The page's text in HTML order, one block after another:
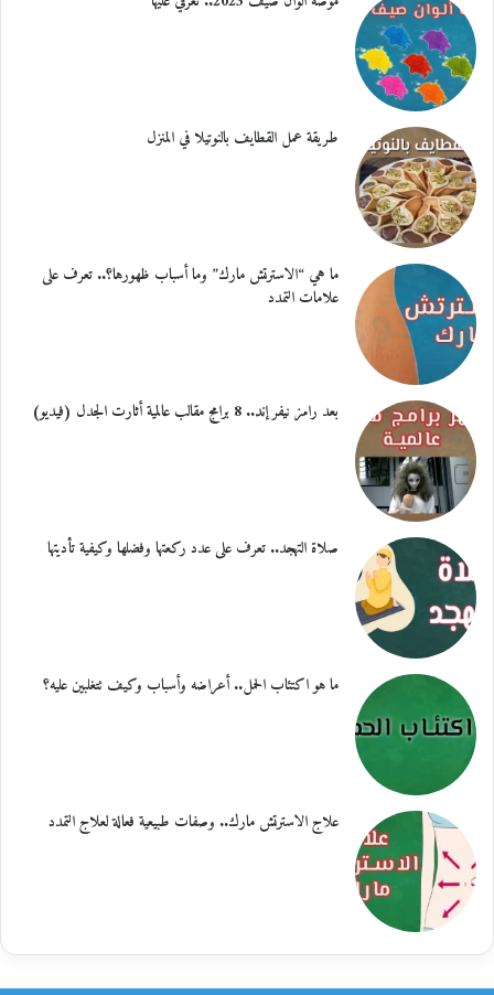
طريقة عمل القطايف بالنوتيلا في المنزل
ما هي “الاسترتش مارك” وما أسباب ظهورها؟.. تعرف على
علامات التمدد
بعد رامز نيفر إند.. 8 برامج مقالب عالمية أثارت الجدل (فيديو)
صلاة التهجد.. تعرف على عدد ركعتها وفضلها وكيفية تأديتها
ما هو اكتئاب الحمل.. أعراضه وأسباب وكيف تتغلبين عليه؟
علاج الاسترتش مارك.. وصفات طبيعية فعالة لعلاج التمدد